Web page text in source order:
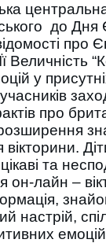
до Дня
Величність
у
про
вікторини.
та
он-лайн –
настрій,